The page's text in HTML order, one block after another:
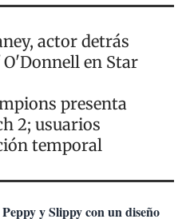
actor detrás
en Star
presenta
2; usuarios
temporal
y Slippy con un diseño